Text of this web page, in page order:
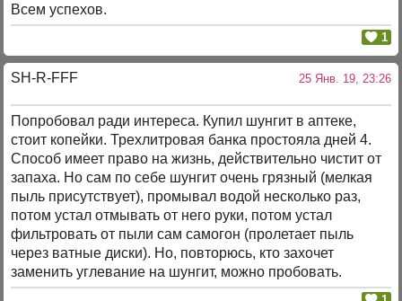
Всем успехов.
1
SH-R-FFF 25 Янв. 19, 23:26
Попробовал ради интереса. Купил шунгит в аптеке,
стоит копейки. Трехлитровая банка простояла дней 4.
Способ имеет право на жизнь, действительно чистит от
запаха. Но сам по себе шунгит очень грязный (мелкая
пыль присутствует), промывал водой несколько раз,
потом устал отмывать от него руки, потом устал
фильтровать от пыли сам самогон (пролетает пыль
через ватные диски). Но, повторюсь, кто захочет
заменить углевание на шунгит, можно пробовать.